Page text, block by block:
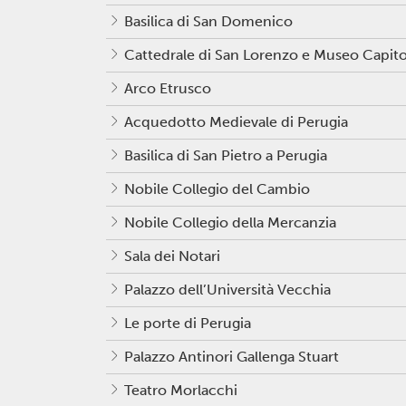
Basilica di San Domenico
Cattedrale di San Lorenzo e Museo
Arco Etrusco
Acquedotto Medievale di Perugia
Basilica di San Pietro a Perugia
Nobile Collegio del Cambio
Nobile Collegio della Mercanzia
Sala dei Notari
Palazzo dell’Università Vecchia
Le porte di Perugia
Palazzo Antinori Gallenga Stuart
Teatro Morlacchi